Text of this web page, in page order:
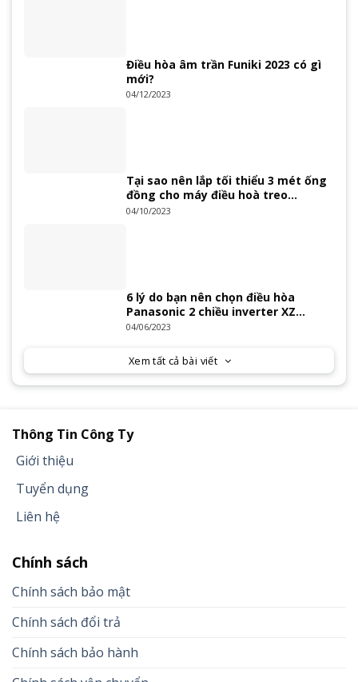
Điều hòa âm trần Funiki 2023 có gì
mới?
04/12/2023
Tại sao nên lắp tối thiểu 3 mét ống
đồng cho máy điều hoà treo
tường?
04/10/2023
6 lý do bạn nên chọn điều hòa
Panasonic 2 chiều inverter XZ
Series 2023
04/06/2023
Xem tất cả bài viết
Thông Tin Công Ty
Giới thiệu
Tuyển dụng
Liên hệ
Chính sách
Chính sách bảo mật
Chính sách đổi trả
Chính sách bảo hành